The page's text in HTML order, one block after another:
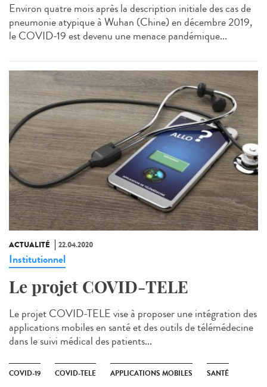
Environ quatre mois après la description initiale des cas de
pneumonie atypique à Wuhan (Chine) en décembre 2019,
le COVID-19 est devenu une menace pandémique...
ACTUALITÉ 22.04.2020
Institutionnel
Le projet COVID-TELE
Le projet COVID-TELE vise à proposer une intégration des
applications mobiles en santé et des outils de télémédecine
dans le suivi médical des patients...
COVID-19 COVID-TELE APPLICATIONS MOBILES SANTÉ